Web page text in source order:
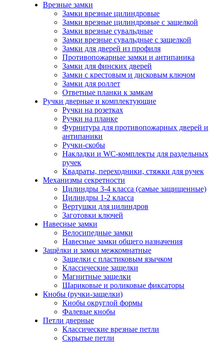
Врезные замки
Замки врезные цилиндровые
Замки врезные цилиндровые с защелкой
Замки врезные сувальдные
Замки врезные сувальдные с защелкой
Замки для дверей из профиля
Противопожарные замки и антипаника
Замки для финских дверей
Замки с крестовым и дисковым ключом
Замки для роллет
Ответные планки к замкам
Ручки дверные и комплектующие
Ручки на розетках
Ручки на планке
Фурнитура для противопожарных дверей и
антипаники
Ручки-скобы
Накладки и WC-комплекты для раздельных
ручек
Квадраты, переходники, стяжки для ручек
Механизмы секретности
Цилиндры 3-4 класса (самые защищенные)
Цилиндры 1-2 класса
Вертушки для цилиндров
Заготовки ключей
Навесные замки
Велосипедные замки
Навесные замки общего назначения
Защёлки и замки межкомнатные
Защелки с пластиковым язычком
Классические защелки
Магнитные защелки
Шариковые и роликовые фиксаторы
Кнобы (ручки-защелки)
Кнобы округлой формы
Фалевые кнобы
Петли дверные
Классические врезные петли
Скрытые петли